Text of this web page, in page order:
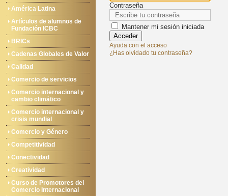
América Latina
Artículos de alumnos de
Fundación ICBC
BRICs
Cadenas Globales de Valor
Calidad
Comercio de servicios
Comercio internacional y
cambio climático
Comercio internacional y
crisis mundial
Comercio y Género
Competitividad
Conectividad
Creatividad
Curso de Promotores del
Comercio Internacional
Contraseña
Mantener mi sesión iniciada
Acceder
Ayuda con el acceso
¿Has olvidado tu contraseña?